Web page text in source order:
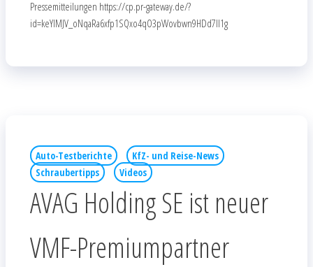
Pressemitteilungen https://cp.pr-gateway.de/?
id=keYlMJV_oNqaRa6xfp1SQxo4qO3pWovbwn9HDd7Il1g
Auto-Testberichte
KfZ- und Reise-News
Schraubertipps
Videos
AVAG Holding SE ist neuer
VMF-Premiumpartner